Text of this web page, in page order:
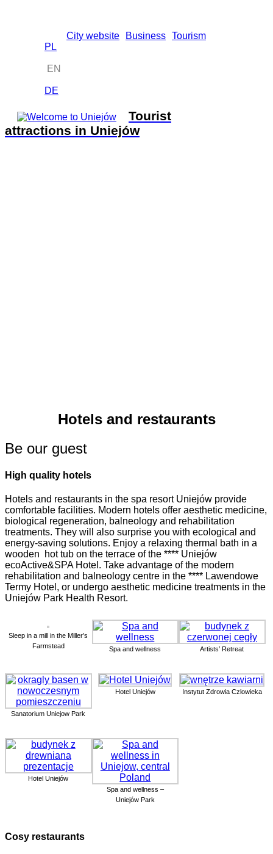
PL
EN
DE
Tourist
attractions in Uniejów
Tourism
Business
City website
Hotels and restaurants
Be our guest
High quality hotels
Hotels and restaurants in the spa resort Uniejów provide
comfortable facilities. Modern hotels offer aesthetic medicine,
biological regeneration, balneology and rehabilitation
treatments. They will also surprise you with ecological and
energy-saving solutions. Enjoy a relaxing thermal bath in a
wooden hot tub on the terrace of the **** Uniejów
ecoActive&SPA Hotel. Take advantage of the modern
rehabilitation and balneology centre in the **** Lawendowe
Termy Hotel, or undergo aesthetic medicine treatments in the
Uniejów Park Health Resort.
Sleep in a mill in the Miller’s
Farmstead
Spa and wellness Artists’ Retreat
Sanatorium Uniejow Park
Hotel Uniejów Instytut Zdrowia Czlowieka
Hotel Uniejów
Spa and wellness –
Uniejów Park
Cosy restaurants